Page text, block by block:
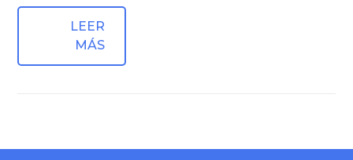
LEER
MÁS